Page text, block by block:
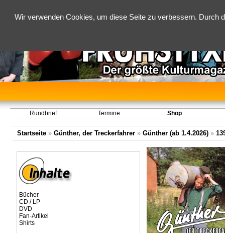
Wir verwenden Cookies, um diese Seite zu verbessern.
Rundbrief Termine Shop
Startseite» Günther, der Treckerfahrer» Günther (ab 1.4.2026)»
Bücher
CD / LP
DVD
Fan-Artikel
Shirts